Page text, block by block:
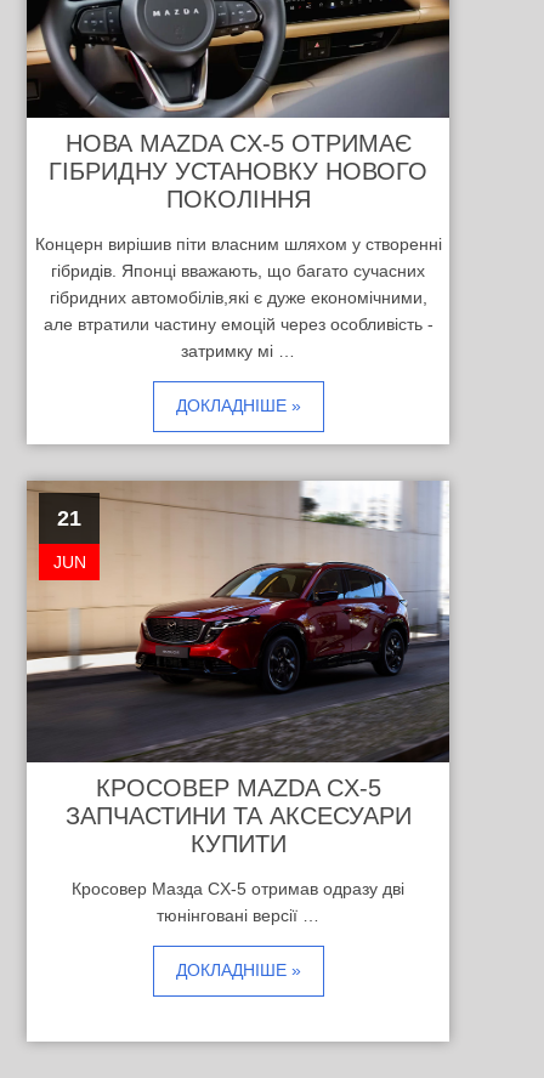
НОВА MAZDA CX-5 ОТРИМАЄ
ГІБРИДНУ УСТАНОВКУ НОВОГО
ПОКОЛІННЯ
Концерн вирішив піти власним шляхом у створенні
гібридів. Японці вважають, що багато сучасних
гібридних автомобілів,які є дуже економічними,
але втратили частину емоцій через особливість -
затримку мі …
ДОКЛАДНІШЕ »
21
JUN
КРОСОВЕР MAZDA CX-5
ЗАПЧАСТИНИ ТА АКСЕСУАРИ
КУПИТИ
Кросовер Мазда CX-5 отримав одразу дві
тюнінговані версії …
ДОКЛАДНІШЕ »